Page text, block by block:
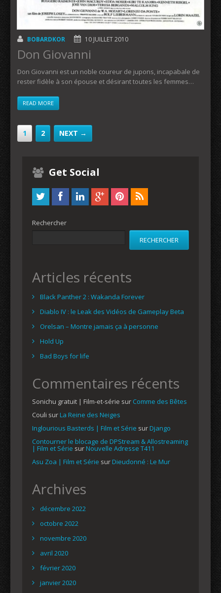
BOBARDKOR 10 JUILLET 2010
Don Giovanni
Don Giovanni est un noble coureur de jupons, incapabale de
rester fidèle à son épouse et désirant toutes les femmes…
READ MORE
1 2 NEXT →
Get Social
Rechercher
RECHERCHER
Articles récents
Black Panther 2 : Wakanda Forever
Diablo IV : le Leak des Vidéos de Gameplay Beta
Orelsan – Montre jamais ça à personne
Hold Up
Bad Boys for life
Commentaires récents
Sonichu gratuit | Film-et-série sur Comme des Bêtes
Couli surLa Reine des Neiges
Inglourious Basterds | Film et Série surDjango
Contourner le blocage de DPStream & Allostreaming
| Film et Série surNouvelle Adresse T411
Asu Zoa | Film et Série surDieudonné : Le Mur
Archives
décembre 2022
octobre 2022
novembre 2020
avril 2020
février 2020
janvier 2020